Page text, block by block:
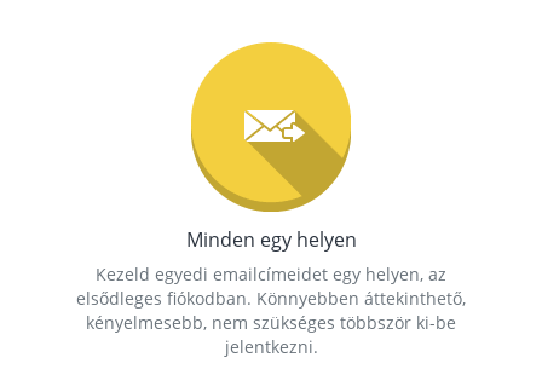
Minden egy helyen
Kezeld egyedi emailcímeidet egy helyen, az
elsődleges fiókodban. Könnyebben áttekinthető,
kényelmesebb, nem szükséges többször ki-be
jelentkezni.